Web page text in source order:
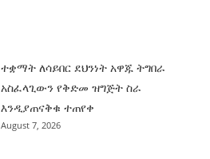
ተቋማት ለሳይበር ደህንነት አዋጁ ትግበራ
አስፈላጊውን የቅድመ ዝግጅት ስራ
እንዲያጠናቅቁ ተጠየቀ
August 7, 2026